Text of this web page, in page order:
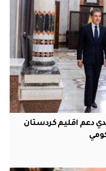
دعم اقليم ‏كردستان